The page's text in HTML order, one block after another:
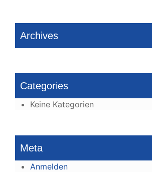
Archives
Categories
Keine Kategorien
Meta
Anmelden